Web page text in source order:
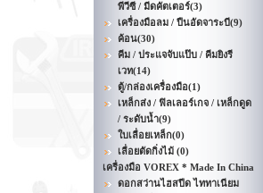
พีวีซี / มีดคัตเตอร์(3)
เครื่องมือลม / ปืนอัดจาระบี(9)
ค้อน(30)
คีม / ประแจจับแป๊บ / คีมยิงรี
เวท(14)
ตู้/กล่องเครื่องมือ(1)
เหล็กส่ง / ฟิลเลอร์เกจ / เหล็กดูด
/ ระดับน้ำ(9)
ใบเลื่อยเหล็ก(0)
เลื่อยตัดกิ่งไม้ (0)
เครื่องมือ VOREX * Made In China
ดอกสว่านไฮสปีด ไททาเนียม